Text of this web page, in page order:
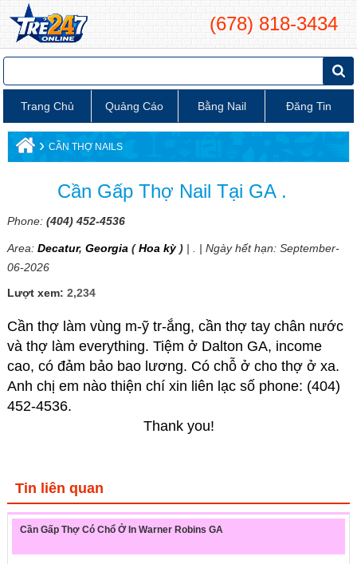
(678) 818-3434
Trang Chủ Quảng Cáo Bằng Nail Đăng Tin
› CẦN THỢ NAILS
Cần Gấp Thợ Nail Tại GA .
Phone: (404) 452-4536
Area: Decatur, Georgia (Hoa kỳ)| . | Ngày hết hạn: September-
06-2026
Lượt xem: 2,234
Cần thợ làm vùng m-ỹ tr-ắng, cần thợ tay chân nước
và thợ làm everything. Tiệm ở Dalton GA, income
cao, có đảm bảo bao lương. Có chỗ ở cho thợ ở xa.
Anh chị em nào thiện chí xin liên lạc số phone: (404)
452-4536.
Thank you!
Tin liên quan
Cần Gấp Thợ Có Chổ Ở In Warner Robins GA